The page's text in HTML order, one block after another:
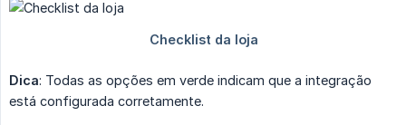
Dica: Todas as opções em verde indicam que a integração
está configurada corretamente.